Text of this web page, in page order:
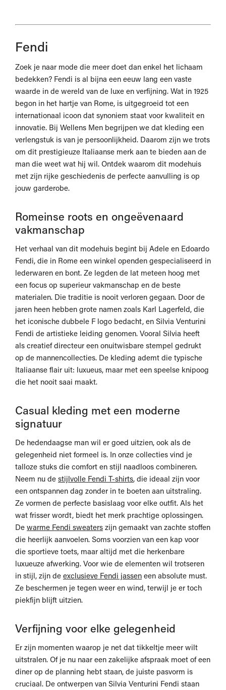
Fendi
Zoek je naar mode die meer doet dan enkel het lichaam
bedekken? Fendi is al bijna een eeuw lang een vaste
waarde in de wereld van de luxe en verfijning. Wat in 1925
begon in het hartje van Rome, is uitgegroeid tot een
internationaal icoon dat synoniem staat voor kwaliteit en
innovatie. Bij Wellens Men begrijpen we dat kleding een
verlengstuk is van je persoonlijkheid. Daarom zijn we trots
om dit prestigieuze Italiaanse merk aan te bieden aan de
man die weet wat hij wil. Ontdek waarom dit modehuis
met zijn rijke geschiedenis de perfecte aanvulling is op
jouw garderobe.
Romeinse roots en ongeëvenaard
vakmanschap
Het verhaal van dit modehuis begint bij Adele en Edoardo
Fendi, die in Rome een winkel openden gespecialiseerd in
lederwaren en bont. Ze legden de lat meteen hoog met
een focus op superieur vakmanschap en de beste
materialen. Die traditie is nooit verloren gegaan. Door de
jaren heen hebben grote namen zoals Karl Lagerfeld, die
het iconische dubbele F logo bedacht, en Silvia Venturini
Fendi de artistieke leiding genomen. Vooral Silvia heeft
als creatief directeur een onuitwisbare stempel gedrukt
op de mannencollecties. De kleding ademt die typische
Italiaanse flair uit: luxueus, maar met een speelse knipoog
die het nooit saai maakt.
Casual kleding met een moderne
signatuur
De hedendaagse man wil er goed uitzien, ook als de
gelegenheid niet formeel is. In onze collecties vind je
talloze stuks die comfort en stijl naadloos combineren.
Neem nu de stijlvolle Fendi T-shirts, die ideaal zijn voor
een ontspannen dag zonder in te boeten aan uitstraling.
Ze vormen de perfecte basislaag voor elke outfit. Als het
wat frisser wordt, biedt het merk prachtige oplossingen.
De warme Fendi sweaters zijn gemaakt van zachte stoffen
die heerlijk aanvoelen. Soms voorzien van een kap voor
die sportieve toets, maar altijd met die herkenbare
luxueuze afwerking. Voor wie de elementen wil trotseren
in stijl, zijn de exclusieve Fendi jassen een absolute must.
Ze beschermen je tegen weer en wind, terwijl je er toch
piekfijn blijft uitzien.
Verfijning voor elke gelegenheid
Er zijn momenten waarop je net dat tikkeltje meer wilt
uitstralen. Of je nu naar een zakelijke afspraak moet of een
diner op de planning hebt staan, de juiste pasvorm is
cruciaal. De ontwerpen van Silvia Venturini Fendi staan